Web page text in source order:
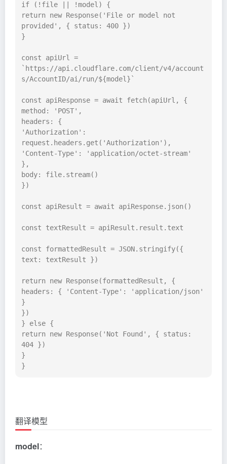
if (!file || !model) {
return new Response('File or model not
provided', { status: 400 })
}
const apiUrl =
`https://api.cloudflare.com/client/v4/account
s/AccountID/ai/run/${model}`
const apiResponse = await fetch(apiUrl, {
method: 'POST',
headers: {
'Authorization':
request.headers.get('Authorization'),
'Content-Type': 'application/octet-stream'
},
body: file.stream()
})
const apiResult = await apiResponse.json()
const textResult = apiResult.result.text
const formattedResult = JSON.stringify({
text: textResult })
return new Response(formattedResult, {
headers: { 'Content-Type': 'application/json'
}
})
} else {
return new Response('Not Found', { status:
404 })
}
}
翻译模型
model：